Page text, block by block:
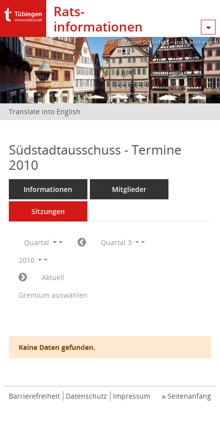
Rats­
informationen
Bild: @Manuel Schönfeld – stock.adobe.com
Translate into English
Südstadtausschuss - Termine
2010
Informationen Mitglieder
Sitzungen
Quartal
Quartal 3
2010
Aktuell
Gremium auswählen
Keine Daten gefunden.
Barrierefreiheit Datenschutz Impressum Seitenanfang